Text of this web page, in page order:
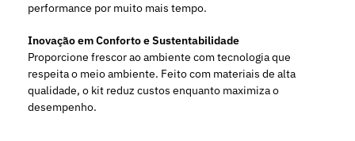
performance por muito mais tempo.
Inovação em Conforto e Sustentabilidade
Proporcione frescor ao ambiente com tecnologia que
respeita o meio ambiente. Feito com materiais de alta
qualidade, o kit reduz custos enquanto maximiza o
desempenho.